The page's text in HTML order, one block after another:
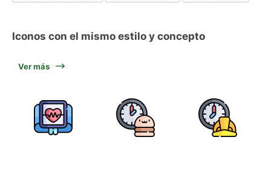
Iconos con el mismo estilo y concepto
Ver más